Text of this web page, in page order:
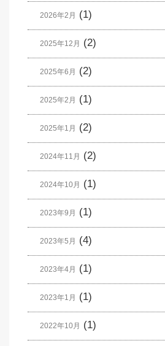
2026年2月 (1)
2025年12月 (2)
2025年6月 (2)
2025年2月 (1)
2025年1月 (2)
2024年11月 (2)
2024年10月 (1)
2023年9月 (1)
2023年5月 (4)
2023年4月 (1)
2023年1月 (1)
2022年10月 (1)